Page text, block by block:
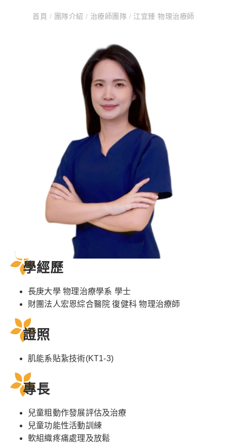
首頁 / 團隊介紹 / 治療師團隊 / 江宜臻 物理治療師
學經歷
長庚大學 物理治療學系 學士
財團法人宏恩綜合醫院 復健科 物理治療師
證照
肌能系貼紥技術(KT1-3)
專長
兒童粗動作發展評估及治療
兒童功能性活動訓練
軟組織疼痛處理及放鬆